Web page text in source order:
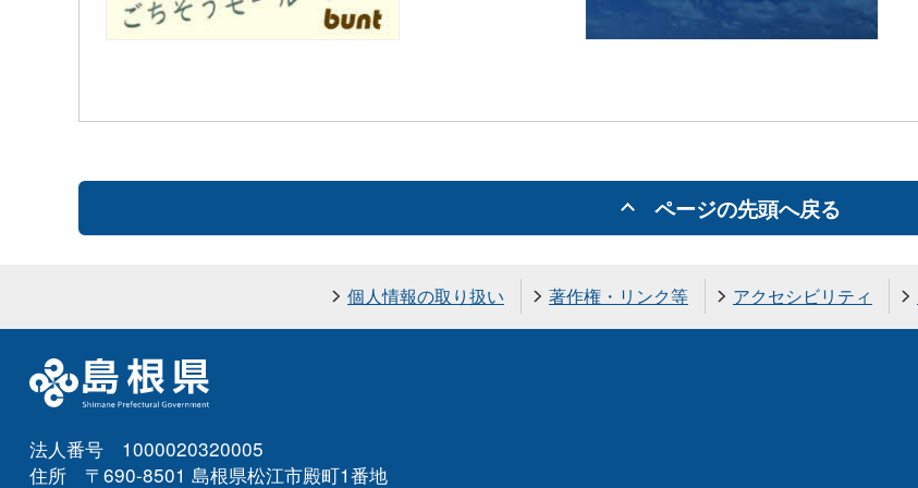
ページの先頭へ戻る
個人情報の取り扱い 著作権・リンク等 アクセシビリティ
法人番号 1000020320005
住所 〒690-8501 島根県松江市殿町1番地